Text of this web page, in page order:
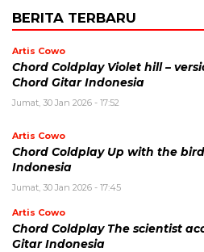
BERITA TERBARU
Artis Cowo
Chord Coldplay Violet hill –
Chord Gitar Indonesia
Jumat, 30 Jan 2026 - 17:52
Artis Cowo
Chord Coldplay Up with the
Indonesia
Jumat, 30 Jan 2026 - 17:45
Artis Cowo
Chord Coldplay The scientist
Gitar Indonesia